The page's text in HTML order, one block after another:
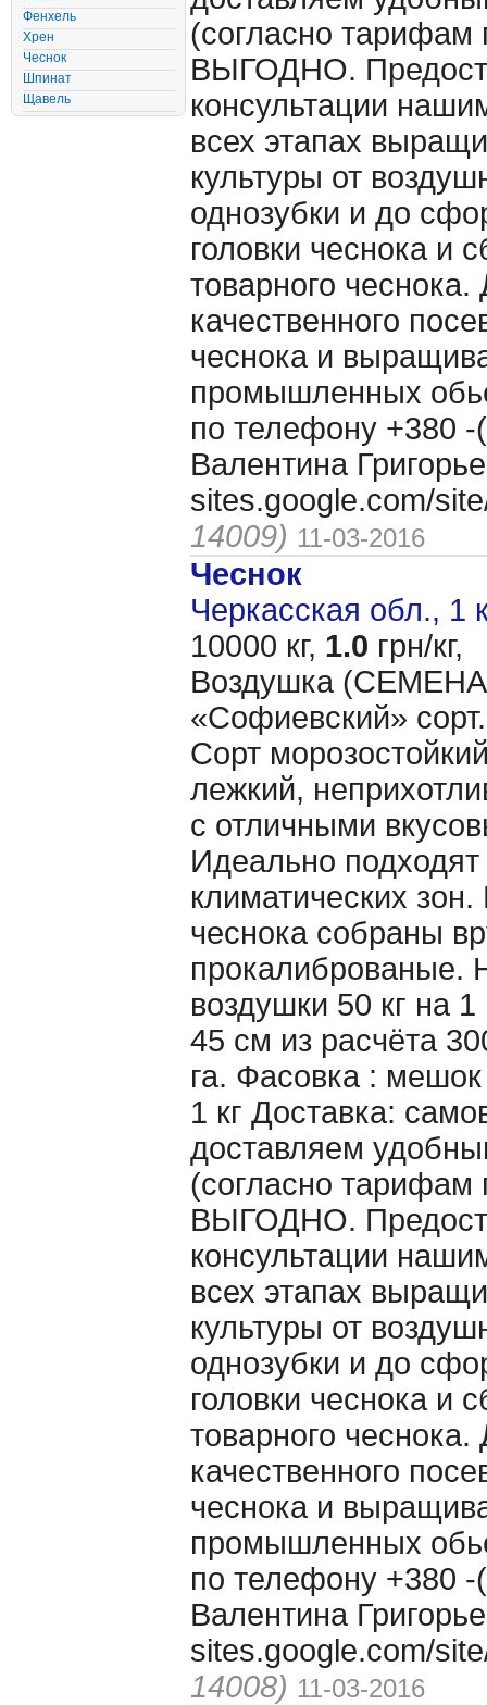
Фенхель
Хрен
Чеснок
Шпинат
Щавель
(согласно тарифам
ВЫГОДНО.
консультации
всех этапах
культуры от
однозубки и до
головки чеснока и
товарного чеснока.
качественного
чеснока и
промышленных
по телефону +380
Валентина
sites.google.com/
14009) 11-03-2016
Чеснок
Черкасская обл., 1
10000 кг, 1.0 грн/кг,
Воздушка (CЕМЕНА
«Cофиевский»
Сорт
лежкий,
с отличными
Идеально
климатических
чеснока собраны
прокалиброваные.
воздушки 50 кг на
45 см из расчёта
га. Фасовка :
1 кг Доставка:
доставляем
(согласно тарифам
ВЫГОДНО.
консультации
всех этапах
культуры от
однозубки и до
головки чеснока и
товарного чеснока.
качественного
чеснока и
промышленных
по телефону +380
Валентина
sites.google.com/
14008) 11-03-2016